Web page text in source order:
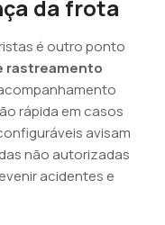
da frota
é outro ponto
rastreamento
rápida em casos
avisam
não autorizadas
acidentes e